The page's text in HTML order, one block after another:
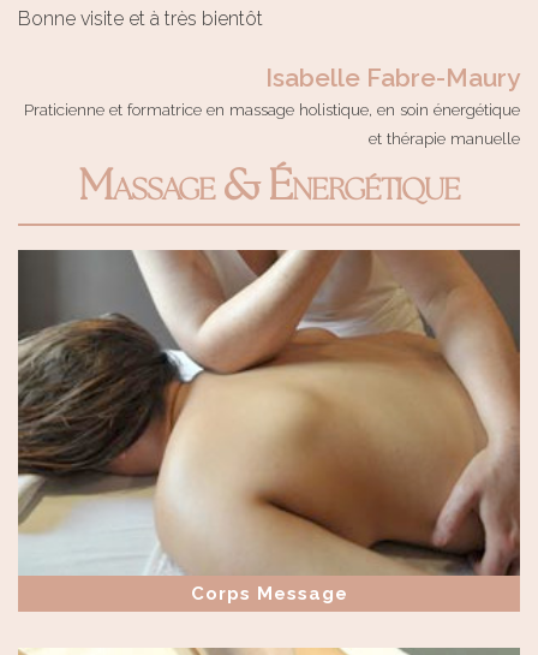
Bonne visite et à très bientôt
Isabelle Fabre-Maury
Praticienne et formatrice en massage holistique, en soin énergétique
et thérapie manuelle
Massage & Énergétique
Corps Message